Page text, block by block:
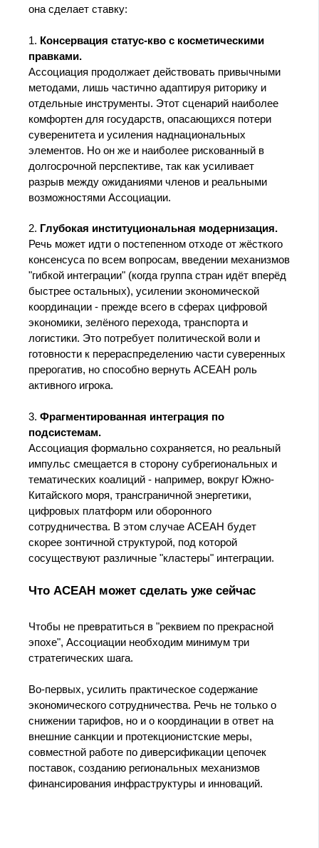
она сделает ставку:
1. Консервация статус-кво с косметическими
правками.
Ассоциация продолжает действовать привычными
методами, лишь частично адаптируя риторику и
отдельные инструменты. Этот сценарий наиболее
комфортен для государств, опасающихся потери
суверенитета и усиления наднациональных
элементов. Но он же и наиболее рискованный в
долгосрочной перспективе, так как усиливает
разрыв между ожиданиями членов и реальными
возможностями Ассоциации.
2. Глубокая институциональная модернизация.
Речь может идти о постепенном отходе от жёсткого
консенсуса по всем вопросам, введении механизмов
"гибкой интеграции" (когда группа стран идёт вперёд
быстрее остальных), усилении экономической
координации - прежде всего в сферах цифровой
экономики, зелёного перехода, транспорта и
логистики. Это потребует политической воли и
готовности к перераспределению части суверенных
прерогатив, но способно вернуть АСЕАН роль
активного игрока.
3. Фрагментированная интеграция по
подсистемам.
Ассоциация формально сохраняется, но реальный
импульс смещается в сторону субрегиональных и
тематических коалиций - например, вокруг Южно-
Китайского моря, трансграничной энергетики,
цифровых платформ или оборонного
сотрудничества. В этом случае АСЕАН будет
скорее зонтичной структурой, под которой
сосуществуют различные "кластеры" интеграции.
Что АСЕАН может сделать уже сейчас
Чтобы не превратиться в "реквием по прекрасной
эпохе", Ассоциации необходим минимум три
стратегических шага.
Во‑первых, усилить практическое содержание
экономического сотрудничества. Речь не только о
снижении тарифов, но и о координации в ответ на
внешние санкции и протекционистские меры,
совместной работе по диверсификации цепочек
поставок, созданию региональных механизмов
финансирования инфраструктуры и инноваций.